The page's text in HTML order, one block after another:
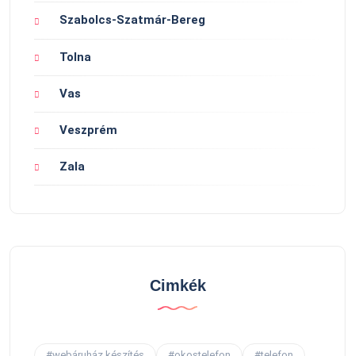
Szabolcs-Szatmár-Bereg
Tolna
Vas
Veszprém
Zala
Cimkék